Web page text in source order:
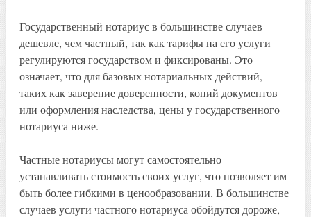
Государственный нотариус в большинстве случаев
дешевле, чем частный, так как тарифы на его услуги
регулируются государством и фиксированы. Это
означает, что для базовых нотариальных действий,
таких как заверение доверенности, копий документов
или оформления наследства, цены у государственного
нотариуса ниже.
Частные нотариусы могут самостоятельно
устанавливать стоимость своих услуг, что позволяет им
быть более гибкими в ценообразовании. В большинстве
случаев услуги частного нотариуса обойдутся дороже,